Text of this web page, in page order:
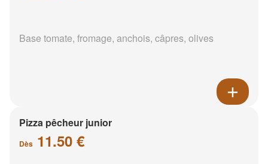
Base tomate, fromage, anchois, câpres, olives
Pizza pêcheur junior
Dès 11.50 €